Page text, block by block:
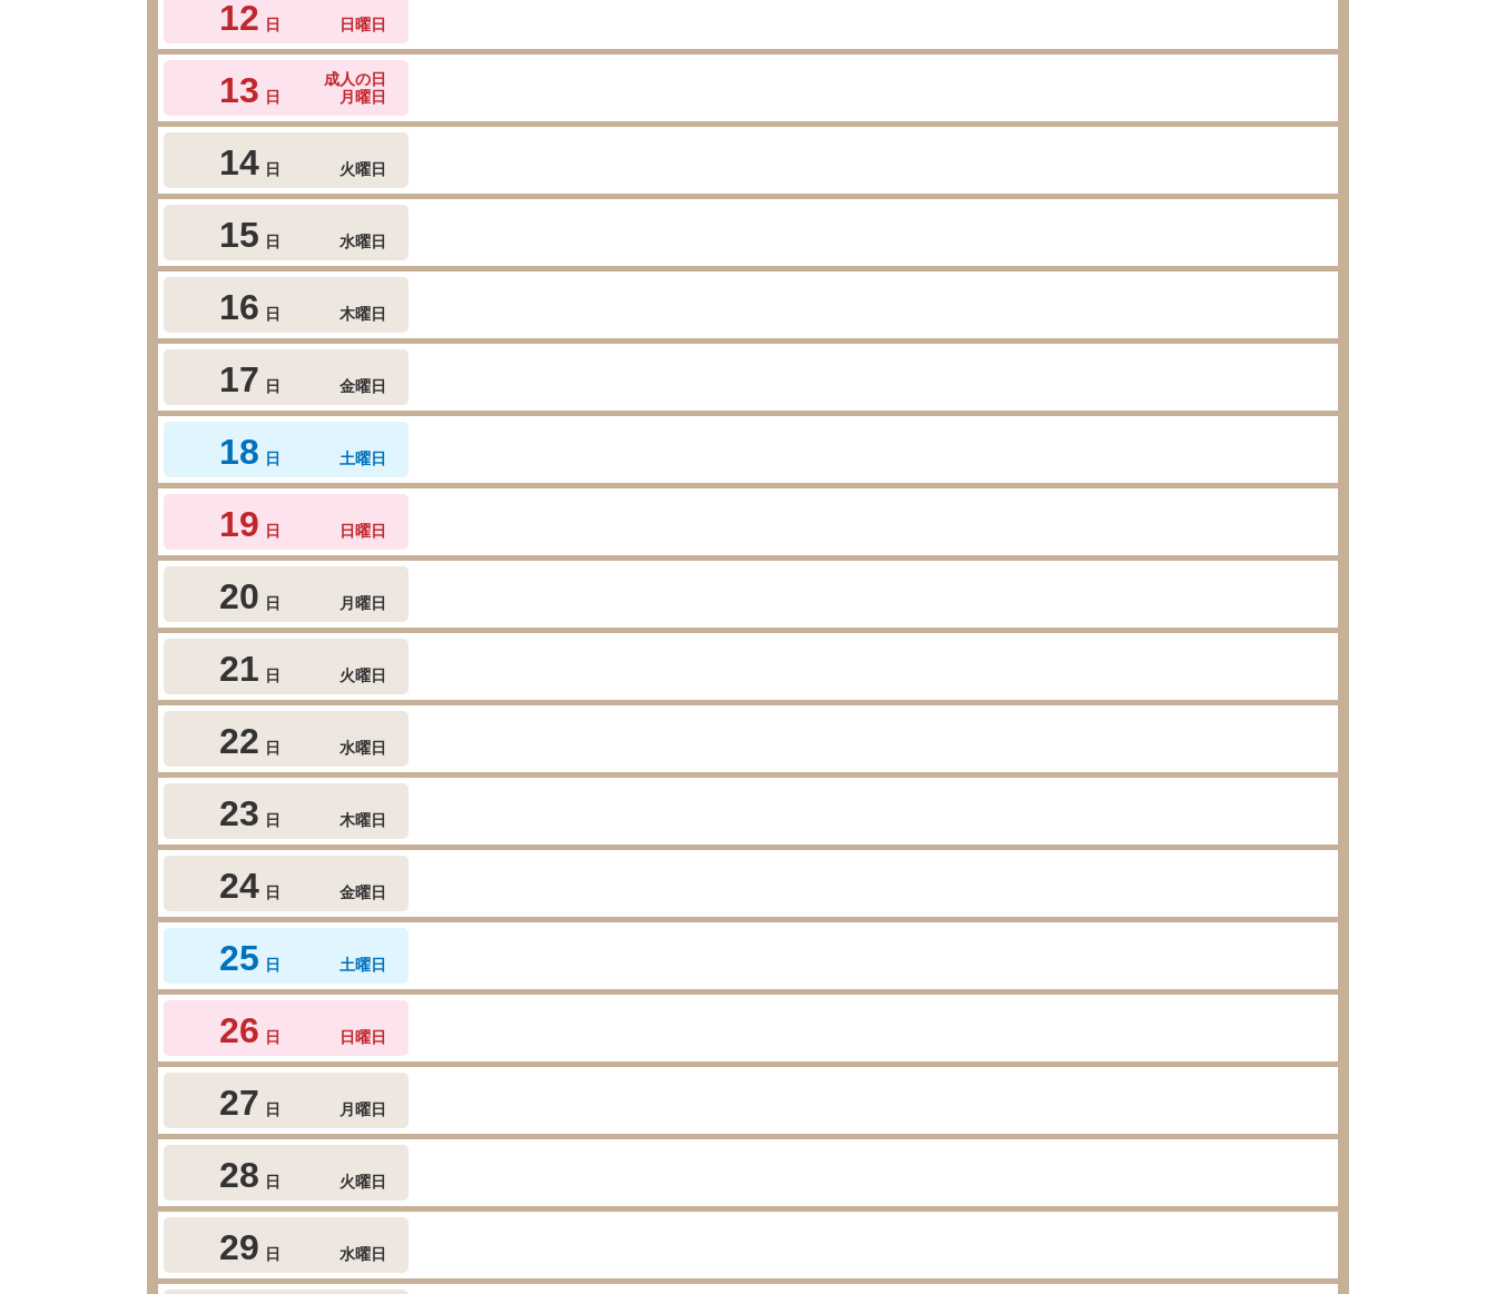
12 日 日曜日
13 日
成人の日
月曜日
14 日 火曜日
15 日 水曜日
16 日 木曜日
17 日 金曜日
18 日 土曜日
19 日 日曜日
20 日 月曜日
21 日 火曜日
22 日 水曜日
23 日 木曜日
24 日 金曜日
25 日 土曜日
26 日 日曜日
27 日 月曜日
28 日 火曜日
29 日 水曜日